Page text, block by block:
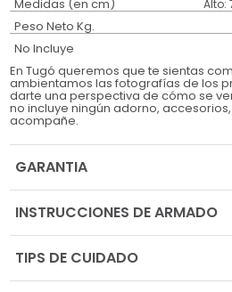
Medidas (en cm) Alto:
Peso Neto Kg.
No Incluye
En Tugó queremos que te sientas
ambientamos las fotografías de los
darte una perspectiva de cómo se
no incluye ningún adorno,
acompañe.
GARANTIA
INSTRUCCIONES DE ARMADO
TIPS DE CUIDADO